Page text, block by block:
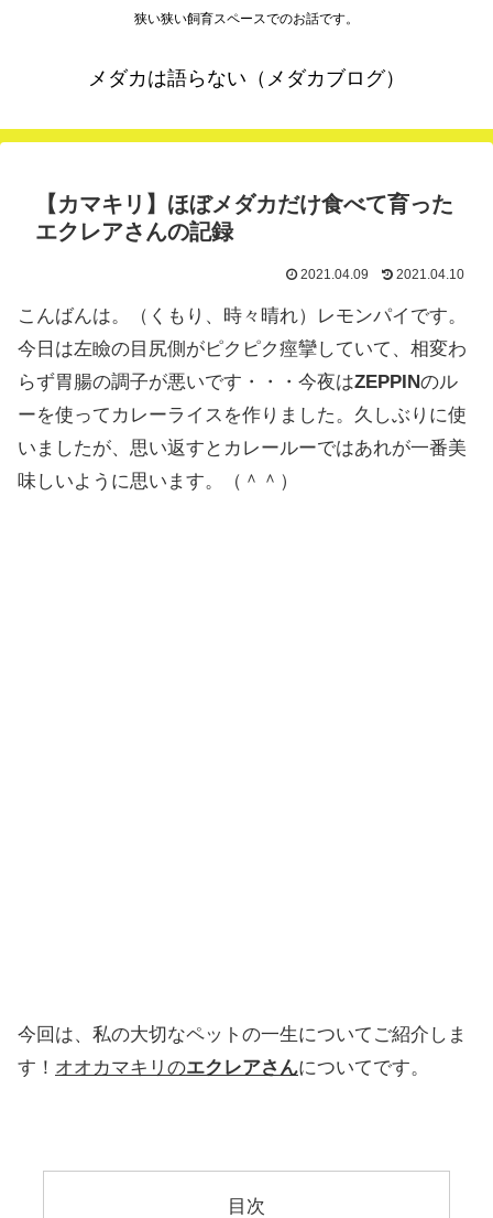
狭い狭い飼育スペースでのお話です。
メダカは語らない（メダカブログ）
【カマキリ】ほぼメダカだけ食べて育った
エクレアさんの記録
2021.04.09 2021.04.10
こんばんは。（くもり、時々晴れ）レモンパイです。
今日は左瞼の目尻側がピクピク痙攣していて、相変わ
らず胃腸の調子が悪いです・・・今夜はZEPPINのル
ーを使ってカレーライスを作りました。久しぶりに使
いましたが、思い返すとカレールーではあれが一番美
味しいように思います。（＾＾）
今回は、私の大切なペットの一生についてご紹介しま
す！ オオカマキリのエクレアさんについてです。
目次